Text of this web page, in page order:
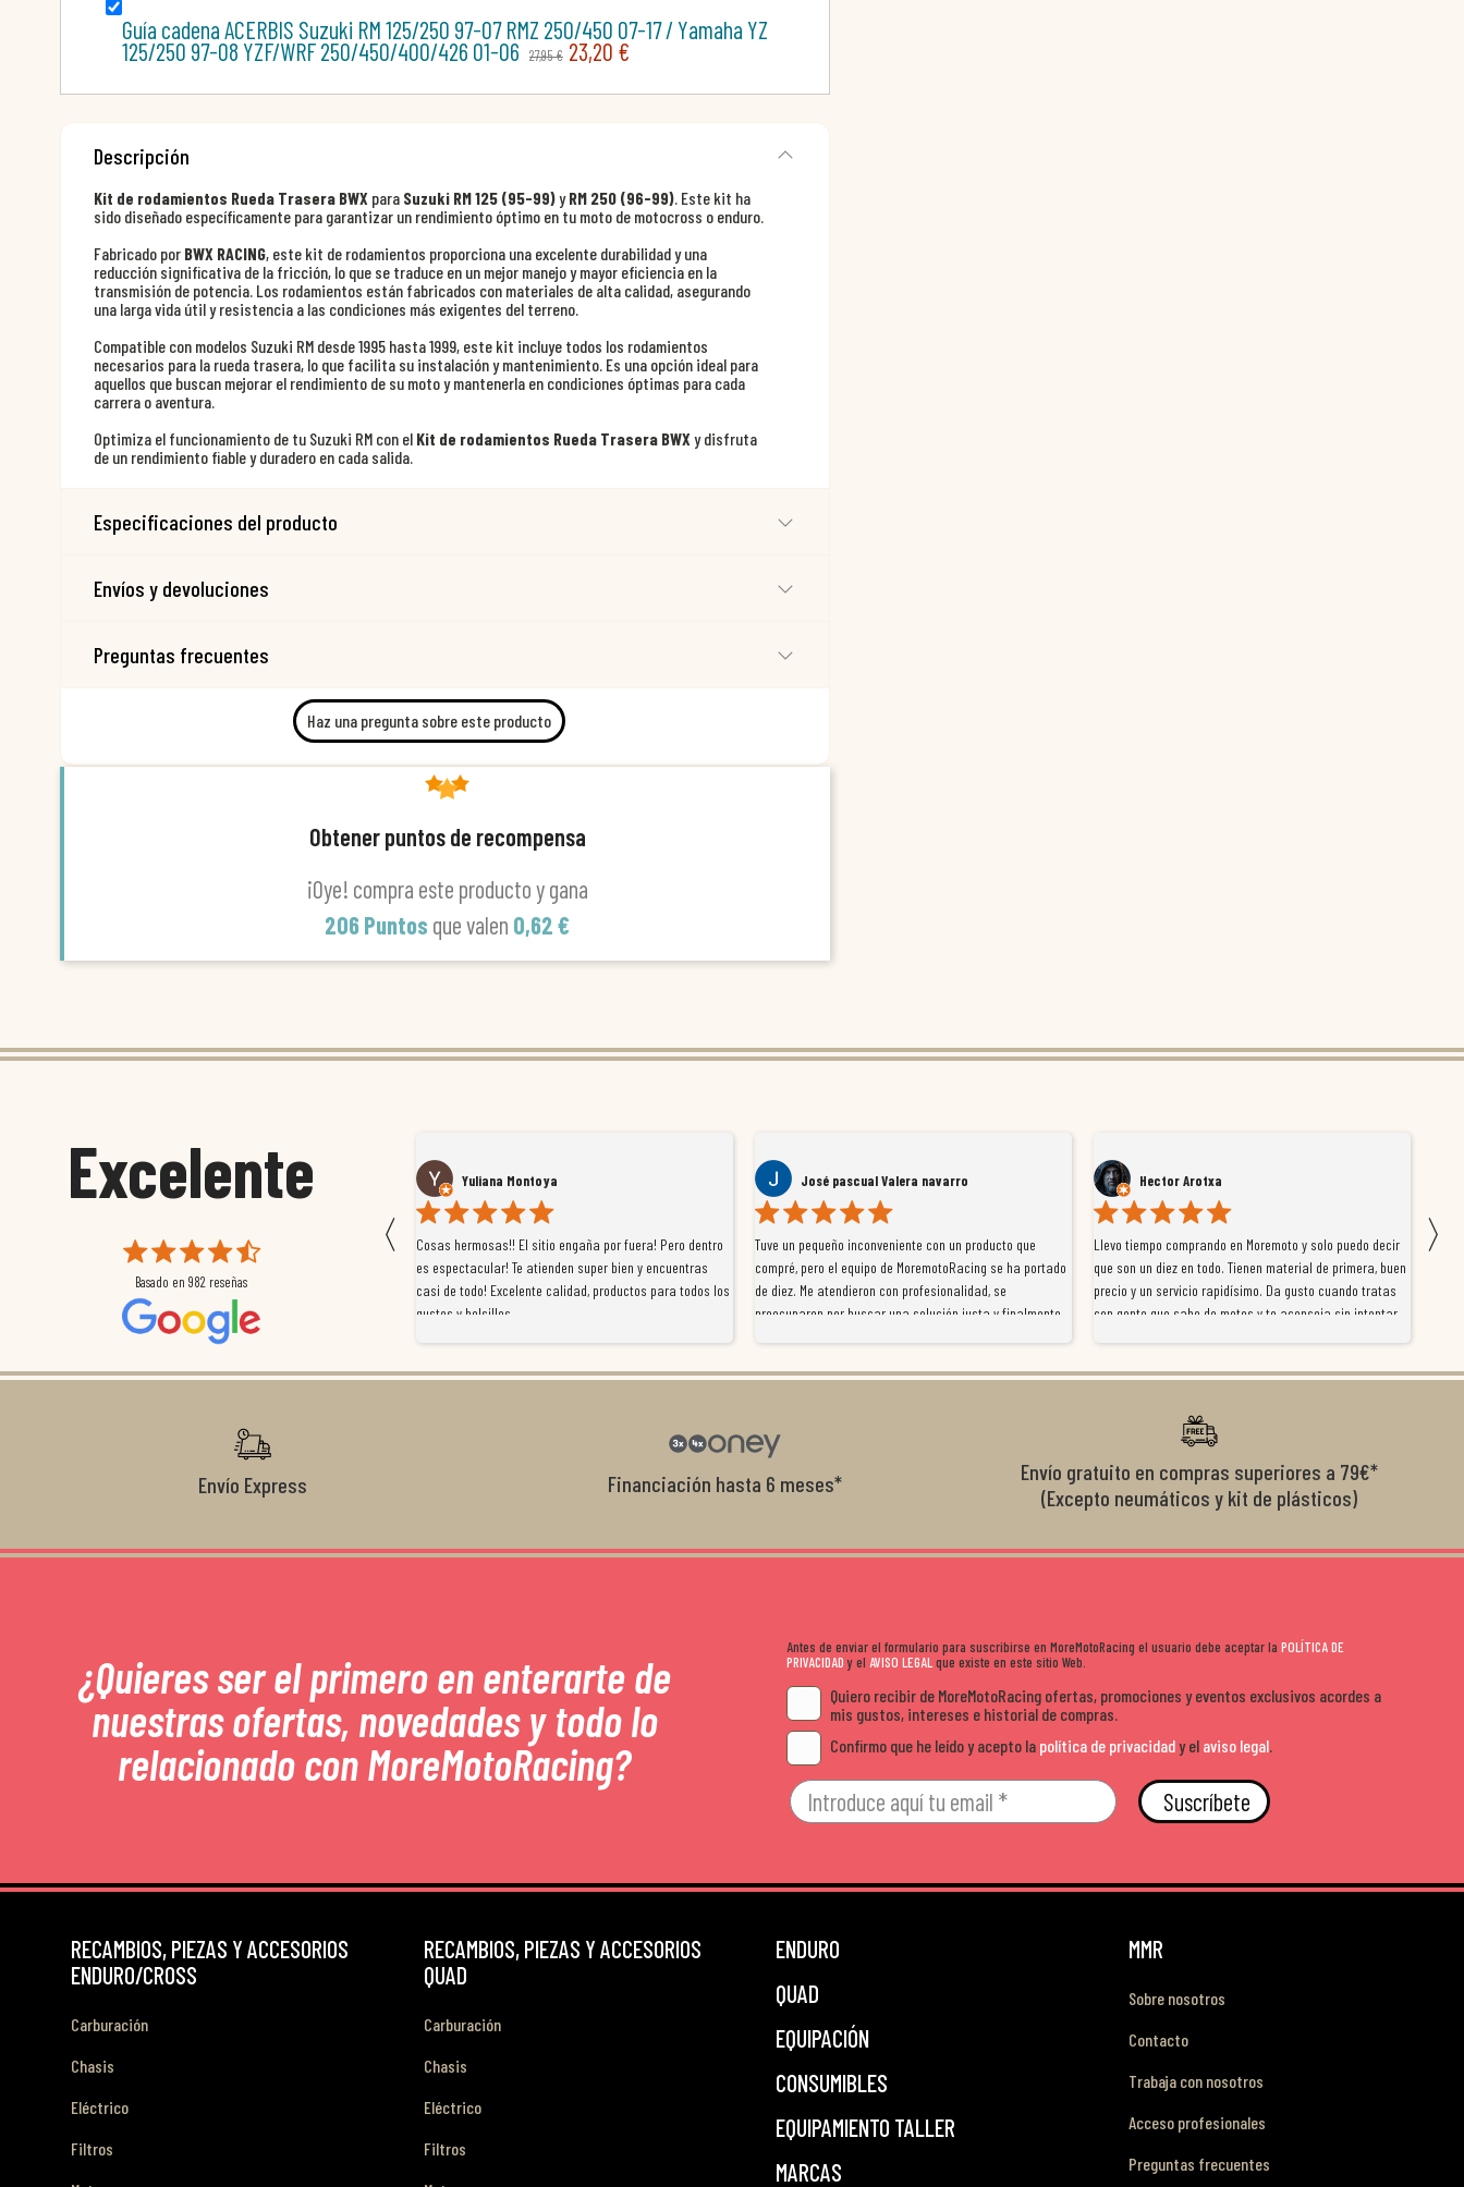
Guía cadena ACERBIS Suzuki RM 125/250 97-07 RMZ 250/450 07-17 / Yamaha YZ
125/250 97-08 YZF/WRF 250/450/400/426 01-06 27,95 € 23,20 €
Descripción
Kit de rodamientos Rueda Trasera BWX para Suzuki RM 125 (95-99)yRM 250 (96-99) . Este kit ha
sido diseñado específicamente para garantizar un rendimiento óptimo en tu moto de motocross o enduro.
Fabricado por BWX RACING, este kit de rodamientos proporciona una excelente durabilidad y una
reducción significativa de la fricción, lo que se traduce en un mejor manejo y mayor eficiencia en la
transmisión de potencia. Los rodamientos están fabricados con materiales de alta calidad, asegurando
una larga vida útil y resistencia a las condiciones más exigentes del terreno.
Compatible con modelos Suzuki RM desde 1995 hasta 1999, este kit incluye todos los rodamientos
necesarios para la rueda trasera, lo que facilita su instalación y mantenimiento. Es una opción ideal para
aquellos que buscan mejorar el rendimiento de su moto y mantenerla en condiciones óptimas para cada
carrera o aventura.
Optimiza el funcionamiento de tu Suzuki RM con el Kit de rodamientos Rueda Trasera BWX y disfruta
de un rendimiento fiable y duradero en cada salida.
Especificaciones del producto
Envíos y devoluciones
Preguntas frecuentes
Haz una pregunta sobre este producto
Obtener puntos de recompensa
¡Oye! compra este producto y gana
206 Puntos que valen 0,62 €
Excelente
Basado en 982 reseñas
〈
Susana García Luis
Magnífica atención al cliente. Tuvimos un pequeño
retraso en el pedido y desde el minuto uno se
preocuparon por ayudarnos en todo. Gracias a Sergio,
magnífico gestor... atento, amable, un servicio de 10.
Gracias de nuevo por todo!
Yuliana Montoya
Cosas hermosas!! El sitio engaña por fuera! Pero dentro
es espectacular! Te atienden super bien y encuentras
casi de todo! Excelente calidad, productos para todos los
gustos y bolsillos
José pascual Valera navarro
Tuve un pequeño inconveniente con un producto que
compré, pero el equipo de MoremotoRacing se ha portado
de diez. Me atendieron con profesionalidad, se
preocuparon por buscar una solución justa y finalmente
con el cliente, y me ofrecieron unas condiciones de
Hector Arotxa
Llevo tiempo comprando en Moremoto y solo puedo decir
que son un diez en todo. Tienen material de primera, buen
precio y un servicio rapidísimo. Da gusto cuando tratas
con gente que sabe de motos y te aconseja sin intentar
el cliente y que disfrutan lo que hacen. Si te gusta la
sitio. Calidad, rapidez y buen rollo. ??️
años
〉
Envío Express Financiación hasta 6 meses*
Envío gratuito en compras superiores a 79€*
(Excepto neumáticos y kit de plásticos)
¿Quieres ser el primero en enterarte de
nuestras ofertas, novedades y todo lo
relacionado con MoreMotoRacing?
Antes de enviar el formulario para suscribirse en MoreMotoRacing el usuario debe aceptar la POLÍTICA DE
PRIVACIDADy el AVISO LEGALque existe en este sitio Web.
Quiero recibir de MoreMotoRacing ofertas, promociones y eventos exclusivos acordes a
mis gustos, intereses e historial de compras.
Confirmo que he leído y acepto la política de privacidady el aviso legal
Suscríbete
RECAMBIOS, PIEZAS Y ACCESORIOS
ENDURO/CROSS
Carburación
Chasis
Eléctrico
Filtros
RECAMBIOS, PIEZAS Y ACCESORIOS
QUAD
Carburación
Chasis
Eléctrico
Filtros
ENDURO
QUAD
EQUIPACIÓN
CONSUMIBLES
EQUIPAMIENTO TALLER
MARCAS
MMR
Sobre nosotros
Contacto
Trabaja con nosotros
Acceso profesionales
Preguntas frecuentes